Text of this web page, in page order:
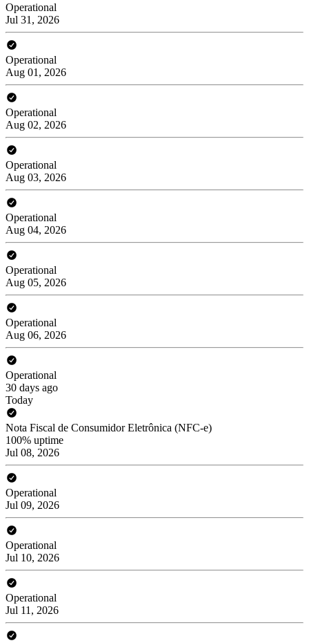
Operational
Jul 31, 2026
Operational
Aug 01, 2026
Operational
Aug 02, 2026
Operational
Aug 03, 2026
Operational
Aug 04, 2026
Operational
Aug 05, 2026
Operational
Aug 06, 2026
Operational
30 days ago
Today
Nota Fiscal de Consumidor Eletrônica (NFC-e)
100% uptime
Jul 08, 2026
Operational
Jul 09, 2026
Operational
Jul 10, 2026
Operational
Jul 11, 2026